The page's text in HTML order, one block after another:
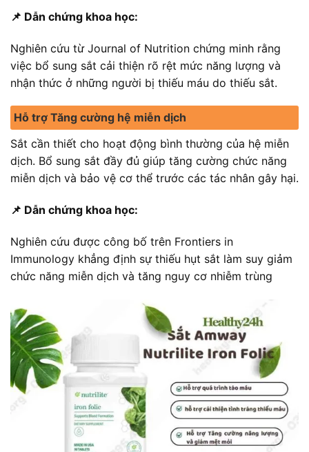
📌 Dẫn chứng khoa học:
Nghiên cứu từ Journal of Nutrition chứng minh rằng
việc bổ sung sắt cải thiện rõ rệt mức năng lượng và
nhận thức ở những người bị thiếu máu do thiếu sắt.
Hỗ trợ Tăng cường hệ miễn dịch
Sắt cần thiết cho hoạt động bình thường của hệ miễn
dịch. Bổ sung sắt đầy đủ giúp tăng cường chức năng
miễn dịch và bảo vệ cơ thể trước các tác nhân gây hại.
📌 Dẫn chứng khoa học:
Nghiên cứu được công bố trên Frontiers in
Immunology khẳng định sự thiếu hụt sắt làm suy giảm
chức năng miễn dịch và tăng nguy cơ nhiễm trùng